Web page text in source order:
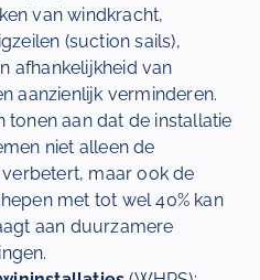
van windkracht,
(suction sails),
afhankelijkheid van
aanzienlijk verminderen.
tonen aan dat de installatie
niet alleen de
maar ook de
met tot wel 40% kan
aan duurzamere